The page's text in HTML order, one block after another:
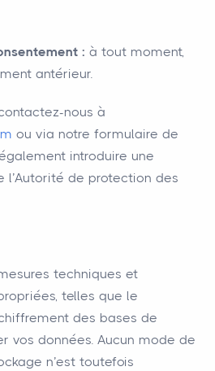
: à tout moment,
antérieur.
nous à
ou via notre formulaire de
introduire une
l’Autorité de protection des
techniques et
telles que le
des bases de
vos données. Aucun mode de
n’est toutefois